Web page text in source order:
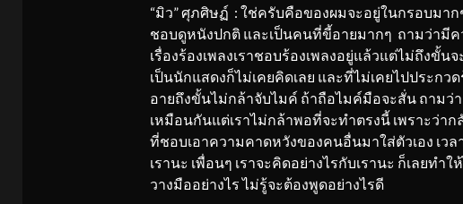
“มิว” ศุภศิษฏ์ : ใช่ครับคือของผมจะอยู่ในกรอบมาก
ชอบดูหนังปกติ และเป็นคนที่ขี้อายมากๆ ถามว่ามีค
เรื่องร้องเพลงเราชอบร้องเพลงอยู่แล้วแต่ไม่ถึงขั้น
เป็นนักแสดงก็ไม่เคยคิดเลย และที่ไม่เคยไปประกว
อายถึงขั้นไม่กล้าจับไมค์ ถ้าถือไมค์มือจะสั่น ถาม
เหมือนกันแต่เราไม่กล้าพอที่จะทำตรงนี้ เพราะว่า
ที่ชอบเอาความคาดหวังของคนอื่นมาใส่ตัวเอง เว
เรานะ เพื่อนๆ เราจะคิดอย่างไรกับเรานะ ก็เลยทำ
วางมืออย่างไร ไม่รู้จะต้องพูดอย่างไรดี